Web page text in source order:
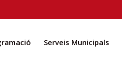
Serveis Municipals